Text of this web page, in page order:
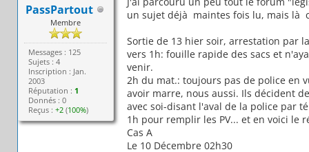
PassPartout
Membre
Messages : 125
Sujets : 4
Inscription : Jan.
2003
Réputation : 1
Donnés : 0
Reçus :+2 (100%)
un sujet déjà maintes fois lu, mais là
Sortie de 13 hier soir, arrestation par
vers 1h: fouille rapide des sacs et
venir.
2h du mat.: toujours pas de police en
avoir marre, nous aussi. Ils décident
avec soi-disant l'aval de la police par
1h pour remplir les PV... et en voici le
Cas A
Le 10 Décembre 02h30